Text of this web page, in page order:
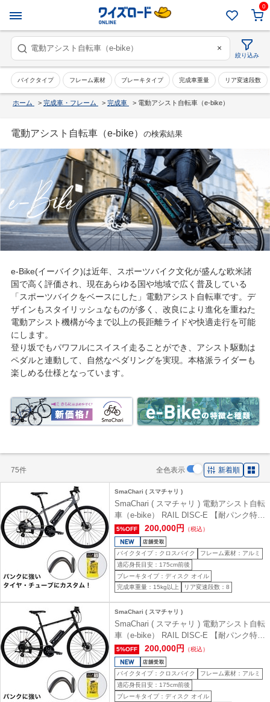
0
×
絞り込み
バイクタイプ フレーム素材 ブレーキタイプ 完成車重量 リア変速段数
ホーム > 完成車・フレーム > 完成車 > 電動アシスト自転車（e-bike）
電動アシスト自転車（e-bike） の検索結果
e-Bike(イーバイク)は近年、スポーツバイク文化が盛んな欧米諸
国で高く評価され、現在あらゆる国や地域で広く普及している
「スポーツバイクをベースにした」電動アシスト自転車です。デ
ザインもスタイリッシュなものが多く、改良により進化を重ねた
電動アシスト機構が今まで以上の長距離ライドや快適走行を可能
にします。
登り坂でもパワフルにスイスイ走ることができ、アシスト駆動は
ペダルと連動して、自然なペダリングを実現。本格派ライダーも
楽しめる仕様となっています。
75件 全色表示 新着順
SmaChari ( スマチャリ )
SmaChari ( スマチャリ ) 電動アシスト自転
車（e-bike） RAIL DISC-E 【耐パンク特別
仕様車】 ( レイル ディスク イー ) ソリッ
ドグレー 440 ( 身長目安165-180cm前後 )
5%OFF 200,000円 （税込）
バイクタイプ：クロスバイク
フレーム素材：アルミ
適応身長目安：175cm前後
ブレーキタイプ：ディスク オイル
完成車重量：15kg以上
リア変速段数：8
SmaChari ( スマチャリ )
SmaChari ( スマチャリ ) 電動アシスト自転
車（e-bike） RAIL DISC-E 【耐パンク特別
仕様車】 ( レイル ディスク イー ) マット
ブラック 440 ( 身長目安165-180cm前後 )
5%OFF 200,000円 （税込）
バイクタイプ：クロスバイク
フレーム素材：アルミ
適応身長目安：175cm前後
ブレーキタイプ：ディスク オイル